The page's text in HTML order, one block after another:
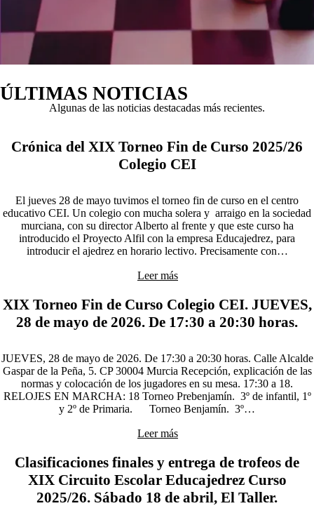
ÚLTIMAS NOTICIAS
Algunas de las noticias destacadas más recientes.
Crónica del XIX Torneo Fin de Curso 2025/26
Colegio CEI
El jueves 28 de mayo tuvimos el torneo fin de curso en el centro
educativo CEI. Un colegio con mucha solera y arraigo en la sociedad
murciana, con su director Alberto al frente y que este curso ha
introducido el Proyecto Alfil con la empresa Educajedrez, para
introducir el ajedrez en horario lectivo. Precisamente con…
Leer más
XIX Torneo Fin de Curso Colegio CEI. JUEVES,
28 de mayo de 2026. De 17:30 a 20:30 horas.
JUEVES, 28 de mayo de 2026. De 17:30 a 20:30 horas. Calle Alcalde
Gaspar de la Peña, 5. CP 30004 Murcia Recepción, explicación de las
normas y colocación de los jugadores en su mesa. 17:30 a 18.
RELOJES EN MARCHA: 18 Torneo Prebenjamín. 3º de infantil, 1º
y 2º de Primaria. Torneo Benjamín. 3º…
Leer más
Clasificaciones finales y entrega de trofeos de
XIX Circuito Escolar Educajedrez Curso
2025/26. Sábado 18 de abril, El Taller.